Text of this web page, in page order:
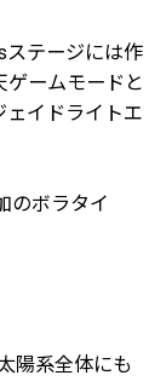
ステージには作
ゲームモードと
ェイドライトエ
のボラタイ
陽系全体にも